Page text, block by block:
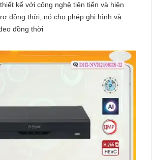
kế với công nghệ tiên tiến và hiện
đồng thời